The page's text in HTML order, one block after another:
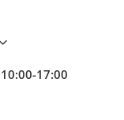
17:00